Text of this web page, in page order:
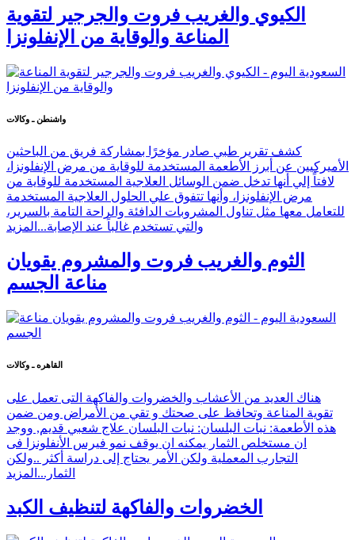
الكيوي والغريب فروت والجرجير لتقوية
المناعة والوقاية من الإنفلونزا
واشنطن ـ وكالات
كشف تقرير طبي صادر مؤخرًا بمشاركة فريق من الباحثين
الأميركيين عن أبرز الأطعمة المستخدمة للوقاية من مرض الإنفلونزا،
لافتاً إلي أنها تدخل ضمن الوسائل العلاجية المستخدمة للوقاية من
مرض الإنفلونزا، وأنها تتفوق علي الحلول العلاجية المستخدمة
للتعامل معها مثل تناول المشروبات الدافئة والراحة التامة بالسرير،
والتي تستخدم غالباً عند الإصابة... المزيد
الثوم والغريب فروت والمشروم يقويان
مناعة الجسم
القاهره ـ وكالات
هناك العديد من الأعشاب والخضروات والفاكهة التى تعمل على
تقوية المناعة وتحافظ على صحتك و تقي من الأمراض ومن ضمن
هذه الأطعمة: نبات البلسان: نبات البلسان علاج شعبي قديم, ووجد
ان مستخلص الثمار يمكنه ان يوقف نمو فيرس الأنفلونزا فى
التجارب المعملية ولكن الأمر يحتاج إلى دراسة أكثر ..ولكن
الثمار... المزيد
الخضروات والفاكهة لتنظيف الكبد